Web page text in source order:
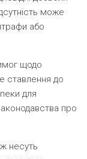
може
або
щодо
ставлення до
для
про
несуть